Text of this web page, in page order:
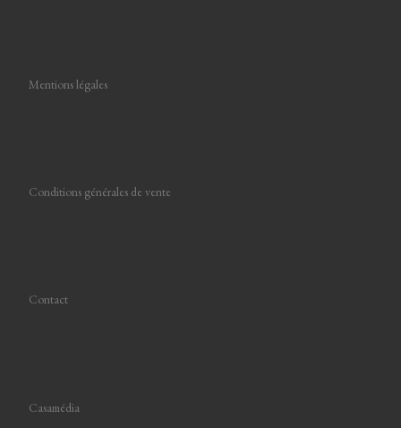
Mentions légales
Conditions générales de vente
Contact
Casamédia